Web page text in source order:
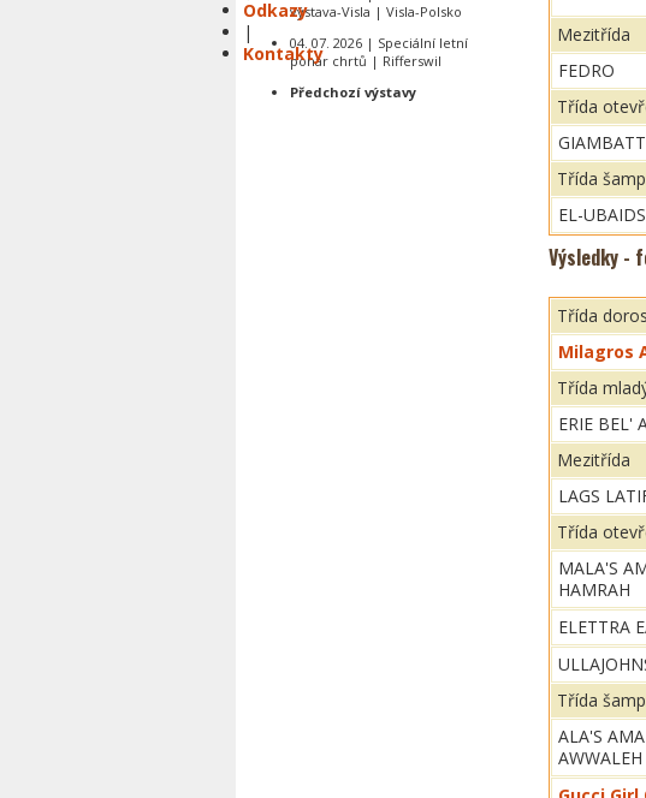
Odkazy
|
Kontakty
Mezitřída
FEDRO
Třída
Třída
EL-
Výsledky -
Třída
Milagros
Třída
ERIE BEL'
Mezitřída
LAGS
Třída
MALA'S
HAMRAH
ELETTRA
Třída
ALA'S
AWWALEH
výstava-Visla | Visla-Polsko
04. 07. 2026 | Speciální letní
pohár chrtů | Rifferswil
Předchozí výstavy